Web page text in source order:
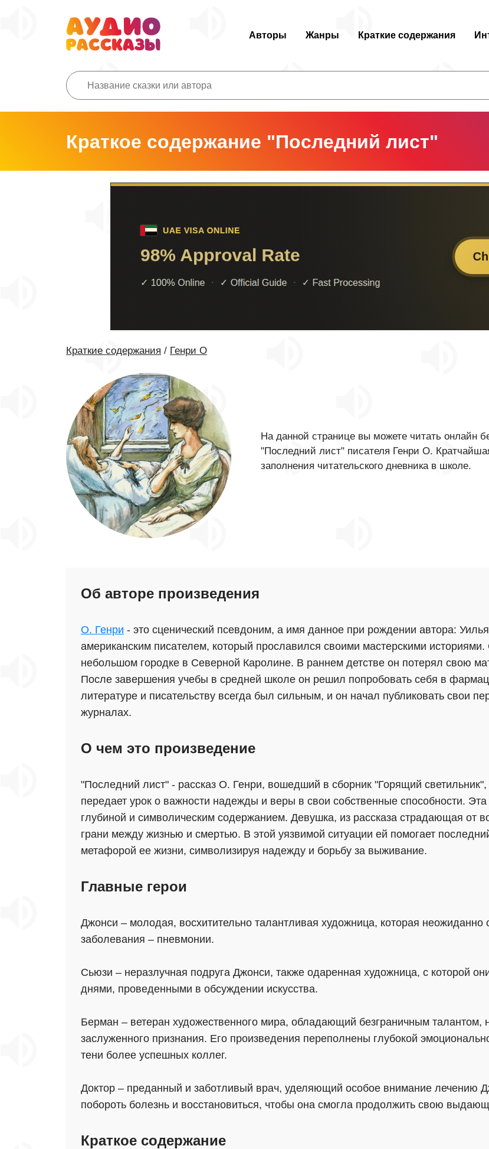
Авторы Жанры Краткие содержания
Краткое содержание "Последний лист"
Краткие содержания / Генри О
На данной странице вы можете читать онлайн
"Последний лист" писателя Генри О.
заполнения читательского дневника в школе.
Об авторе произведения
О. Генри - это сценический псевдоним, а имя данное при рождении автора:
американским писателем, который прославился своими мастерскими
небольшом городке в Северной Каролине. В раннем детстве он потерял свою
После завершения учебы в средней школе он решил попробовать себя в
литературе и писательству всегда был сильным, и он начал публиковать свои
журналах.
О чем это произведение
"Последний лист" - рассказ О. Генри, вошедший в сборник "Горящий
передает урок о важности надежды и веры в свои собственные способности.
глубиной и символическим содержанием. Девушка, из рассказа страдающая от
грани между жизнью и смертью. В этой уязвимой ситуации ей помогает
метафорой ее жизни, символизируя надежду и борьбу за выживание.
Главные герои
Джонси – молодая, восхитительно талантливая художница, которая неожиданно
заболевания – пневмонии.
Сьюзи – неразлучная подруга Джонси, также одаренная художница, с которой
днями, проведенными в обсуждении искусства.
Берман – ветеран художественного мира, обладающий безграничным талантом,
заслуженного признания. Его произведения переполнены глубокой
тени более успешных коллег.
Доктор – преданный и заботливый врач, уделяющий особое внимание лечению
побороть болезнь и восстановиться, чтобы она смогла продолжить свою
Краткое содержание